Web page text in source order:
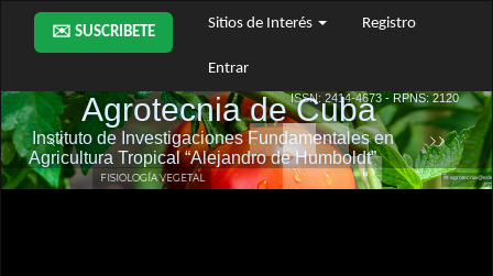
Navegación
principal
Contenido
Barra
lateral
✉️ SUSCRIBETE
Sitios de Interés Registro
Entrar